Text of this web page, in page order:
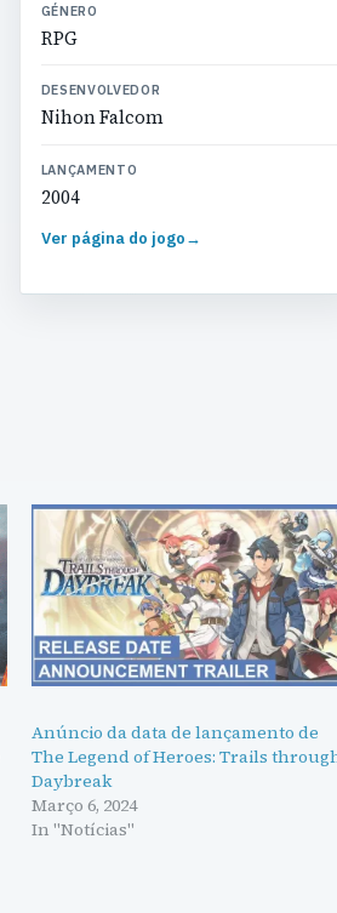
GÉNERO
RPG
DESENVOLVEDOR
Nihon Falcom
LANÇAMENTO
2004
Ver página do jogo→
Anúncio da data de lançamento de
The Legend of Heroes: Trails
Daybreak
Março 6, 2024
In "Notícias"